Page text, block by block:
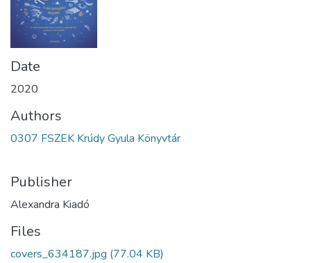
Date
2020
Authors
0307 FSZEK Krúdy Gyula Könyvtár
Publisher
Alexandra Kiadó
Files
covers_634187.jpg (77.04 KB)